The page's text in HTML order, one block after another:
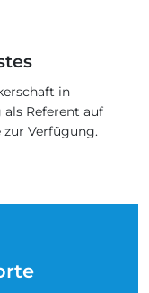
in
als Referent auf
zur Verfügung.